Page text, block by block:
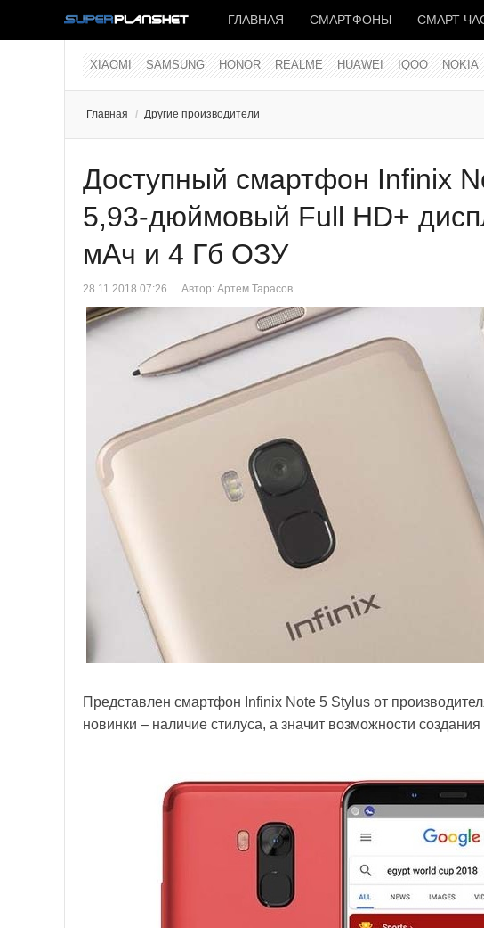
ГЛАВНАЯ СМАРТФОНЫ СМАРТ
XIAOMI SAMSUNG HONOR REALME HUAWEI IQOO NOKIA
Главная / Другие производители
Доступный смартфон Infinix
5,93-дюймовый Full HD+
мАч и 4 Гб ОЗУ
28.11.2018 07:26 Автор: Артем Тарасов
Представлен смартфон Infinix Note 5 Stylus от
новинки – наличие стилуса, а значит возможности